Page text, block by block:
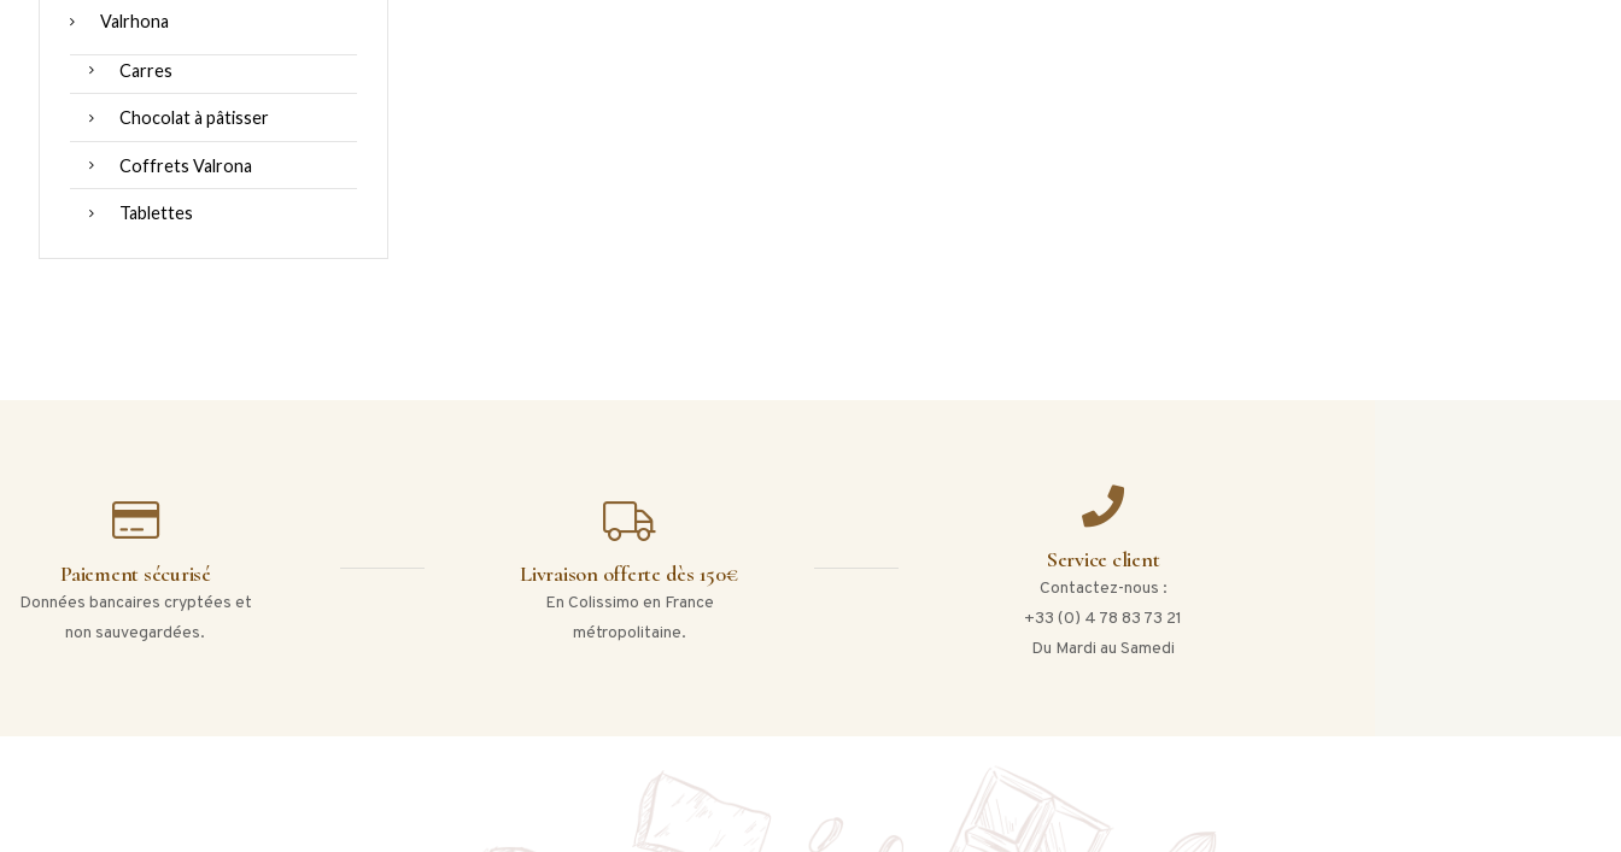
Valrhona
Carres
Chocolat à pâtisser
Coffrets Valrona
Tablettes
Paiement sécurisé
Données bancaires cryptées et
non sauvegardées.
Livraison offerte dès 150€
En Colissimo en France
métropolitaine.
Service client
Contactez-nous :
+33 (0) 4 78 83 73 21
Du Mardi au Samedi